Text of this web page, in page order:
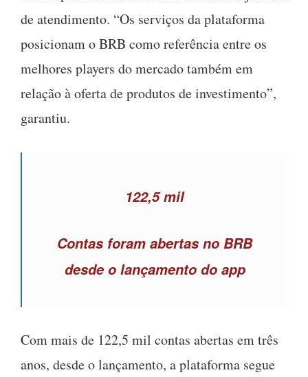
de atendimento. “Os serviços da plataforma
posicionam o BRB como referência entre os
melhores players do mercado também em
relação à oferta de produtos de investimento”,
garantiu.
122,5 mil
Contas foram abertas no BRB
desde o lançamento do app
Com mais de 122,5 mil contas abertas em três
anos, desde o lançamento, a plataforma segue